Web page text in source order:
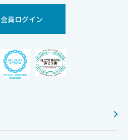
会員ログイン